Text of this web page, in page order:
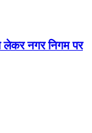
लेकर नगर निगम पर